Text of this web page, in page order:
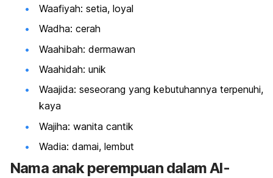
Waafiyah: setia, loyal
Wadha: cerah
Waahibah: dermawan
Waahidah: unik
Waajida: seseorang yang kebutuhannya terpenuhi,
kaya
Wajiha: wanita cantik
Wadia: damai, lembut
Nama anak perempuan dalam Al-